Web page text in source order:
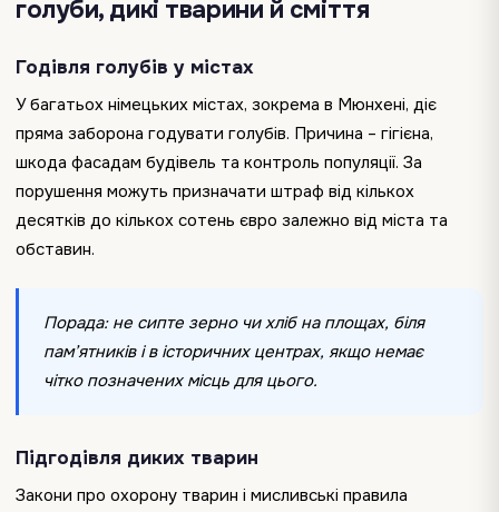
голуби, дикі тварини й сміття
Годівля голубів у містах
У багатьох німецьких містах, зокрема в Мюнхені, діє
пряма заборона годувати голубів. Причина – гігієна,
шкода фасадам будівель та контроль популяції. За
порушення можуть призначати штраф від кількох
десятків до кількох сотень євро залежно від міста та
обставин.
Порада: не сипте зерно чи хліб на площах, біля
пам’ятників і в історичних центрах, якщо немає
чітко позначених місць для цього.
Підгодівля диких тварин
Закони про охорону тварин і мисливські правила